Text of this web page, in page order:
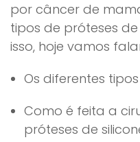
por câncer de
tipos de próteses
isso, hoje vamos
Os diferentes
Como é feita a
próteses de